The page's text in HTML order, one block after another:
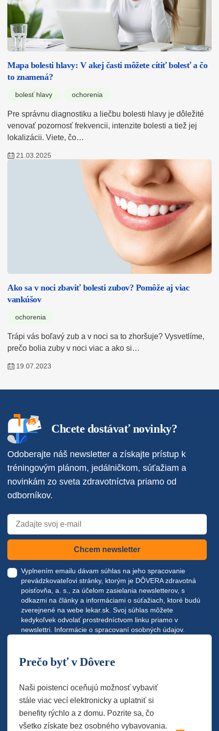
Mapa bolesti hlavy: V akej časti môžete cítiť bolesť a čo
to znamená?
bolesť hlavy ochorenia
Pre správnu diagnostiku a liečbu bolesti hlavy je dôležité
venovať pozornosť frekvencii, intenzite bolesti a tiež jej
lokalizácii. Viete, čo…
21.03.2025
Ako sa v noci zbaviť bolesti zubov? Pomôže aj viac
vankúšov
ochorenia
Trápi vás boľavý zub a v noci sa to zhoršuje? Vysvetlíme,
prečo bolia zuby v noci viac a ako si…
19.07.2023
Chcete dostávať novinky?
Odoberajte náš newsletter a získajte prístup k
tréningovým plánom, jedálničkom, súťažiam a
novinkám zo sveta zdravotníctva priamo od
odborníkov.
Chcem newsletter
Vyplnením emailu dávam súhlas na jeho spracovanie
prevádzkovateľovi stránky, ktorým je DÔVERA zdravotná
poisťovňa, a. s., za účelom zasielania newsletterov, s
odkazmi na články a informáciami o súťažiach, ktoré budú
zverejnené na webe lekar.sk . Svoj súhlas môžete
kedykoľvek odvolať prostredníctvom linku priamo v
newslettri. Informácie o spracovaní osobných údajov.
Prečo byť v Dôvere
Naši poistenci oceňujú možnosť vybaviť
stále viac vecí elektronicky a uplatniť si
benefity rýchlo a z domu. Pozrite sa, čo
všetko získate bez osobného vybavovania.